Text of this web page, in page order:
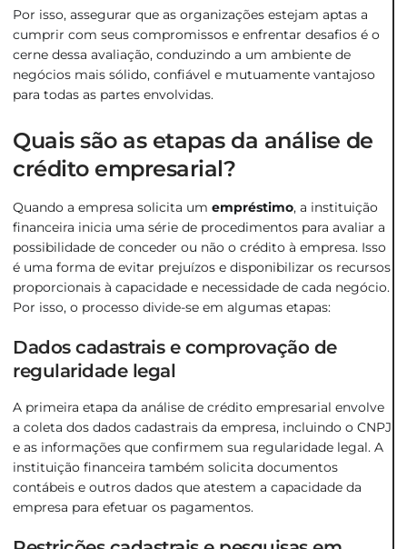
Por isso, assegurar que as organizações estejam aptas a
cumprir com seus compromissos e enfrentar desafios é o
cerne dessa avaliação, conduzindo a um ambiente de
negócios mais sólido, confiável e mutuamente vantajoso
para todas as partes envolvidas.
Quais são as etapas da análise de
crédito empresarial?
Quando a empresa solicita um empréstimo, a instituição
financeira inicia uma série de procedimentos para avaliar a
possibilidade de conceder ou não o crédito à empresa. Isso
é uma forma de evitar prejuízos e disponibilizar os recursos
proporcionais à capacidade e necessidade de cada negócio.
Por isso, o processo divide-se em algumas etapas:
Dados cadastrais e comprovação de
regularidade legal
A primeira etapa da análise de crédito empresarial envolve
a coleta dos dados cadastrais da empresa, incluindo o CNPJ
e as informações que confirmem sua regularidade legal. A
instituição financeira também solicita documentos
contábeis e outros dados que atestem a capacidade da
empresa para efetuar os pagamentos.